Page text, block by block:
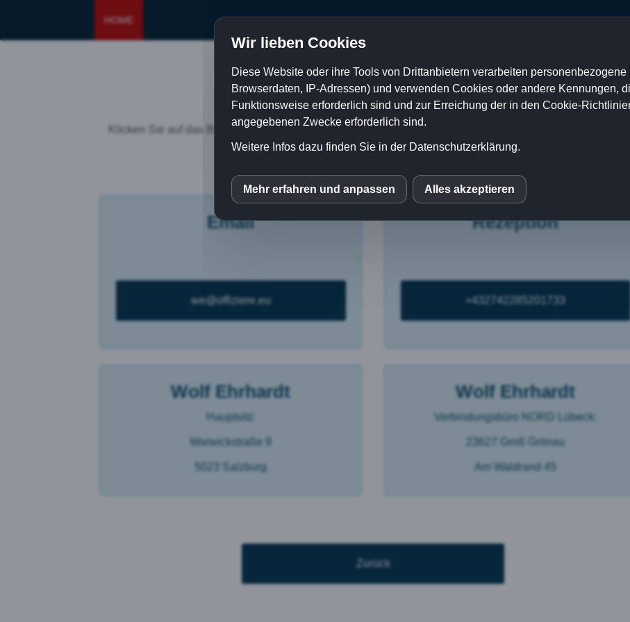
HOME
Kontakt
Klicken Sie auf das Bild, dann öffnet sich das E-Mail-Programm und wenn Sie auf die Telefon-Bilder
können Sie direkt mit dem Smartphone anrufen.
Email
we@offiziere.eu
Rezeption
+432742285201733
Wolf Ehrhardt
Hauptsitz:
Warwickstraße 9
5023 Salzburg
Wolf Ehrhardt
Verbindungsbüro NORD Lübeck:
23627 Groß Grönau
Am Waldrand 45
Zurück
Wir lieben Cookies
Diese Website oder ihre Tools von Drittanbietern verarbeiten personenbezogene
Browserdaten, IP-Adressen) und verwenden Cookies oder andere Kennungen,
Funktionsweise erforderlich sind und zur Erreichung der in den Cookie-
angegebenen Zwecke erforderlich sind.
Weitere Infos dazu finden Sie in der Datenschutzerklärung.
inCMS
Mehr erfahren und anpassen Alles akzeptieren